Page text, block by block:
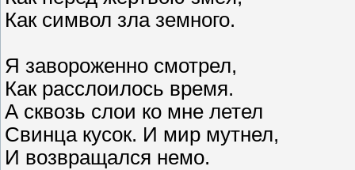
Как символ зла земного.
Я завороженно смотрел,
Как расслоилось время.
А сквозь слои ко мне летел
Свинца кусок. И мир мутнел,
И возвращался немо.